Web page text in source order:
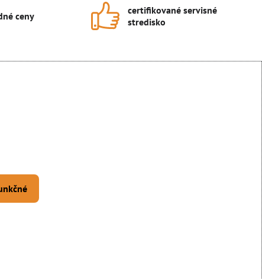
ceny
certifikované servisné
stredisko